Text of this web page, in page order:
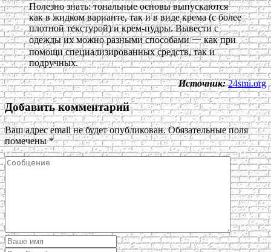
Полезно знать: тональные основы выпускаются
как в жидком варианте, так и в виде крема (с более
плотной текстурой) и крем-пудры. Вывести с
одежды их можно разными способами 一 как при
помощи специализированных средств, так и
подручных.
Источник: 24smi.org
Добавить комментарий
Ваш адрес email не будет опубликован. Обязательные поля
помечены*